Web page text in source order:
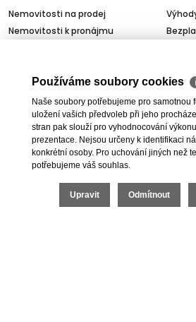
Nemovitosti na prodej
Nemovitosti k pronájmu
Skladové prostory
Kanceláře
Obchody
Právní
Používáme soubory cookies ℹ
Naše soubory potřebujeme pro samotnou
uložení vašich předvoleb při jeho
stran pak slouží pro vyhodnocování
prezentace. Nejsou určeny k identifikaci
konkrétní osoby. Pro uchování jiných než
potřebujeme váš souhlas.
Upravit Odmítnout